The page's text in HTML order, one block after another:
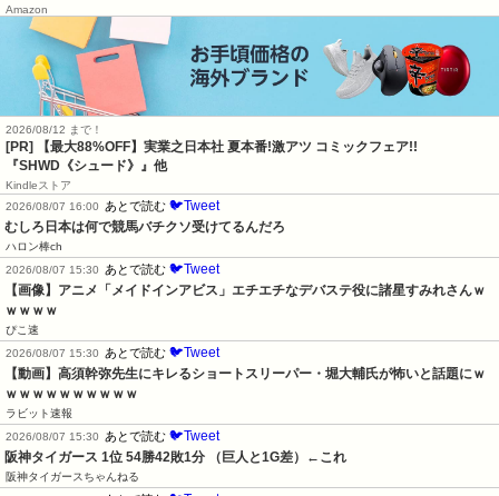
Amazon
2026/08/12 まで！
[PR] 【最大88%OFF】実業之日本社 夏本番!激アツ コミックフェア!!
『SHWD《シュード》』他
Kindleストア
2026/08/07 16:00
あとで読む 🐦Tweet
むしろ日本は何で競馬バチクソ受けてるんだろ
ハロン棒ch
2026/08/07 15:30
あとで読む 🐦Tweet
【画像】アニメ「メイドインアビス」エチエチなデバステ役に諸星すみれさんｗ
ｗｗｗｗ
ぴこ速
2026/08/07 15:30
あとで読む 🐦Tweet
【動画】高須幹弥先生にキレるショートスリーパー・堀大輔氏が怖いと話題にｗ
ｗｗｗｗｗｗｗｗｗｗ
ラビット速報
2026/08/07 15:30
あとで読む 🐦Tweet
阪神タイガース 1位 54勝42敗1分 （巨人と1G差）←これ
阪神タイガースちゃんねる